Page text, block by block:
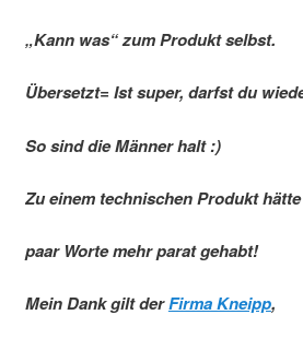
„Kann was“ zum Produkt selbst.
Übersetzt= Ist super, darfst du
So sind die Männer halt :)
Zu einem technischen Produkt
paar Worte mehr parat gehabt!
Mein Dank gilt derFirma Kneipp,